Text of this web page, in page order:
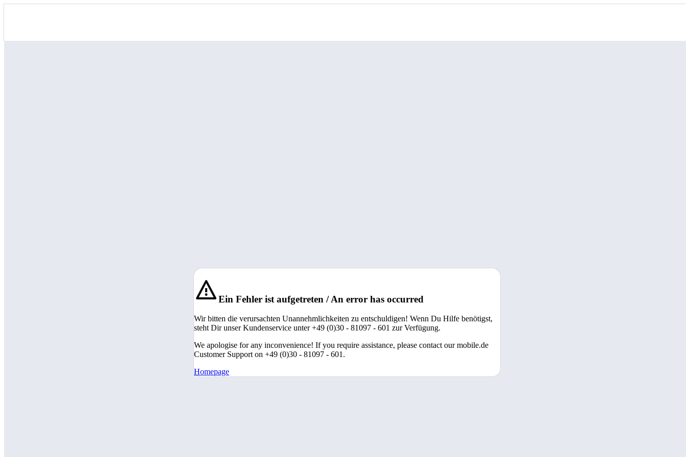
Ein Fehler ist aufgetreten / An error has occurred
Wir bitten die verursachten Unannehmlichkeiten zu entschuldigen! Wenn Du Hilfe benötigst,
steht Dir unser Kundenservice unter +49 (0)30 - 81097 - 601 zur Verfügung.
We apologise for any inconvenience! If you require assistance, please contact our mobile.de
Customer Support on +49 (0)30 - 81097 - 601.
Homepage